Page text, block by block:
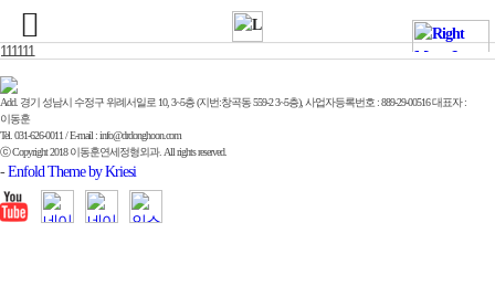
111111
Add. 경기 성남시 수정구 위례서일로 10, 3~5층 (지번:창곡동 559-2 3~5층), 사업자등록번호 : 889-29-00516 대표자 :
이동훈
Tel. 031-626-0011 / E-mail : info@drdonghoon.com
ⓒ Copyright 2018 이동훈연세정형외과. All rights reserved.
-Enfold Theme by Kriesi